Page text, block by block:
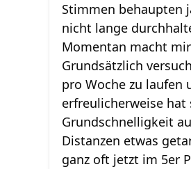
Stimmen behaupten
nicht lange
Momentan macht
Grundsätzlich
pro Woche zu laufen
erfreulicherweise
Grundschnelligkeit
Distanzen etwas
ganz oft jetzt im 5er